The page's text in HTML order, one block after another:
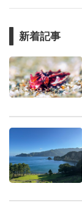
新着記事